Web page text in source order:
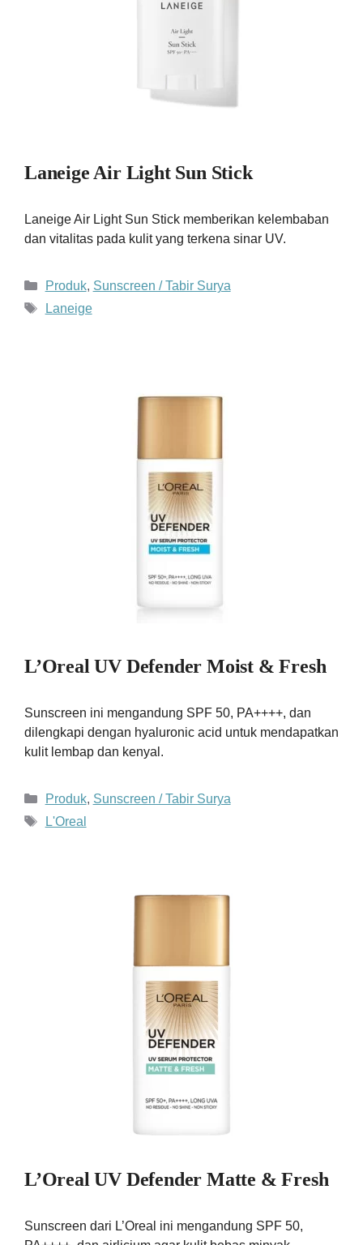
Laneige Air Light Sun Stick
Laneige Air Light Sun Stick memberikan kelembaban
dan vitalitas pada kulit yang terkena sinar UV.
Kategori
Produk, Sunscreen / Tabir Surya
Tag
Laneige
L’Oreal UV Defender Moist & Fresh
Sunscreen ini mengandung SPF 50, PA++++, dan
dilengkapi dengan hyaluronic acid untuk mendapatkan
kulit lembap dan kenyal.
Kategori
Produk, Sunscreen / Tabir Surya
Tag
L'Oreal
L’Oreal UV Defender Matte & Fresh
Sunscreen dari L’Oreal ini mengandung SPF 50,